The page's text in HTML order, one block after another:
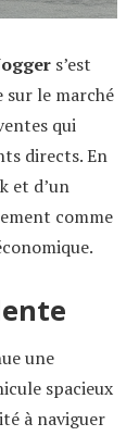
s’est
sur le marché
qui
directs. En
et d’un
comme
une
spacieux
à naviguer